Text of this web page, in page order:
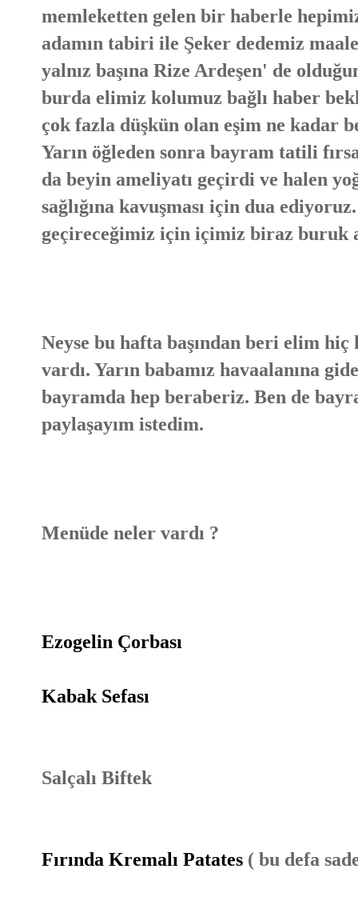
memleketten gelen bir haberle
adamın tabiri ile Şeker dedemiz
yalnız başına Rize Ardeşen' de
burda elimiz kolumuz bağlı haber
çok fazla düşkün olan eşim ne kadar
Yarın öğleden sonra bayram tatili
da beyin ameliyatı geçirdi ve halen
sağlığına kavuşması için dua
geçireceğimiz için içimiz biraz buruk
Neyse bu hafta başından beri elim
vardı. Yarın babamız havaalanına
bayramda hep beraberiz. Ben de
paylaşayım istedim.
Menüde neler vardı ?
Ezogelin Çorbası
Kabak Sefası
Salçalı Biftek
Fırında Kremalı Patates ( bu defa